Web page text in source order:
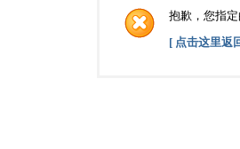
抱歉，您指
[ 点击这里返